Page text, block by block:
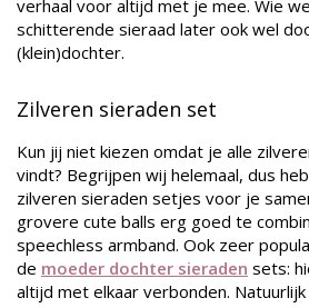
verhaal voor altijd met je mee. Wie
schitterende sieraad later ook wel
(klein)dochter.
Zilveren sieraden set
Kun jij niet kiezen omdat je alle
vindt? Begrijpen wij helemaal, dus
zilveren sieraden setjes voor je
grovere cute balls erg goed te
speechless armband. Ook zeer
de moeder dochter sieraden sets:
altijd met elkaar verbonden.